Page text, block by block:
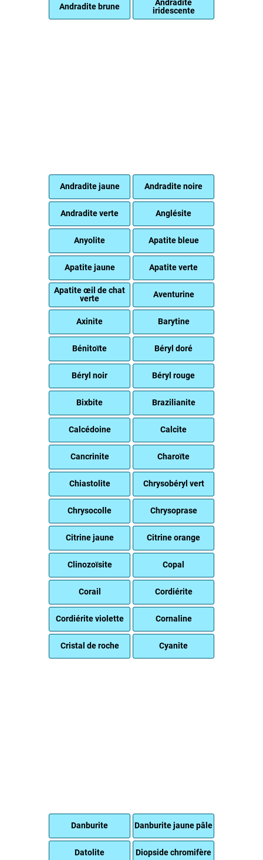
Andradite brune
Andradite
iridescente
Andradite jaune Andradite noire
Andradite verte Anglésite
Anyolite Apatite bleue
Apatite jaune Apatite verte
Apatite œil de chat
verte
Aventurine
Axinite Barytine
Bénitoïte Béryl doré
Béryl noir Béryl rouge
Bixbite Brazilianite
Calcédoine Calcite
Cancrinite Charoïte
Chiastolite Chrysobéryl vert
Chrysocolle Chrysoprase
Citrine jaune Citrine orange
Clinozoïsite Copal
Corail Cordiérite
Cordiérite violette Cornaline
Cristal de roche Cyanite
Danburite Danburite jaune pâle
Datolite Diopside chromifère